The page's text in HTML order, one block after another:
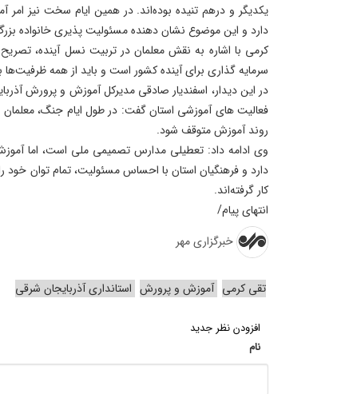
یکدیگر و درهم‌ تنیده بوده‌اند. در همین ایام سخت نیز امر
دارد و این موضوع نشان‌ دهنده مسئولیت‌ پذیری خانواده
کرمی با اشاره به نقش معلمان در تربیت نسل آینده،
سرمایه‌ گذاری برای آینده کشور است و باید از همه
در این دیدار، اسفندیار صادقی مدیرکل آموزش و پرورش
فعالیت‌ های آموزشی استان گفت: در طول ایام جنگ، معلمان و
روند آموزش متوقف شود.
وی ادامه داد: تعطیلی مدارس تصمیمی ملی است، اما
دارد و فرهنگیان استان با احساس مسئولیت، تمام توان خود
کار گرفته‌اند.
انتهای پیام/
خبرگزاری مهر
تقی کرمی آموزش و پرورش استانداری آذربایجان شرقی
افزودن نظر جدید
نام